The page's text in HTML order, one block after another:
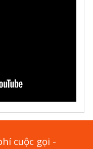
cuộc gọi -